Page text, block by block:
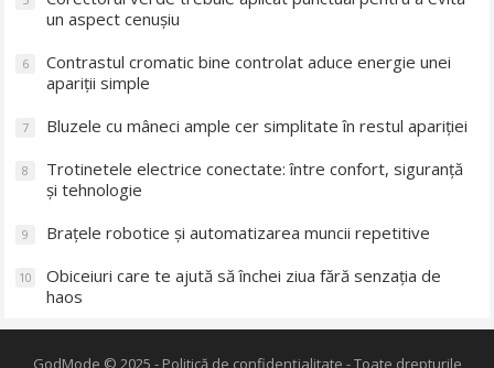
un aspect cenușiu
6
Contrastul cromatic bine controlat aduce energie unei
apariții simple
7 Bluzele cu mâneci ample cer simplitate în restul apariției
8
Trotinetele electrice conectate: între confort, siguranță
și tehnologie
9 Brațele robotice și automatizarea muncii repetitive
10
Obiceiuri care te ajută să închei ziua fără senzația de
haos
GodMode © 2025 - Politică de confidențialitate - Toate drepturile